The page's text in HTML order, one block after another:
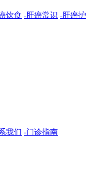
饮食 -肝癌常识 -肝癌护
我们 -门诊指南